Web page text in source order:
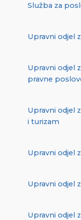
Služba za
Upravni odjel
Upravni odjel
pravne
Upravni odjel
i turizam
Upravni odjel
Upravni odjel
Upravni odjel